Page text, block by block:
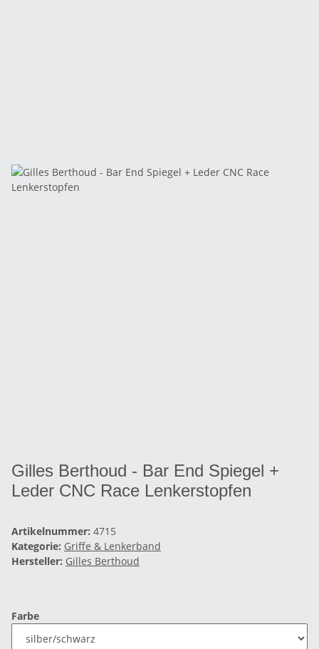
Gilles Berthoud - Bar End Spiegel +
Leder CNC Race Lenkerstopfen
Artikelnummer: 4715
Kategorie: Griffe & Lenkerband
Hersteller: Gilles Berthoud
Farbe